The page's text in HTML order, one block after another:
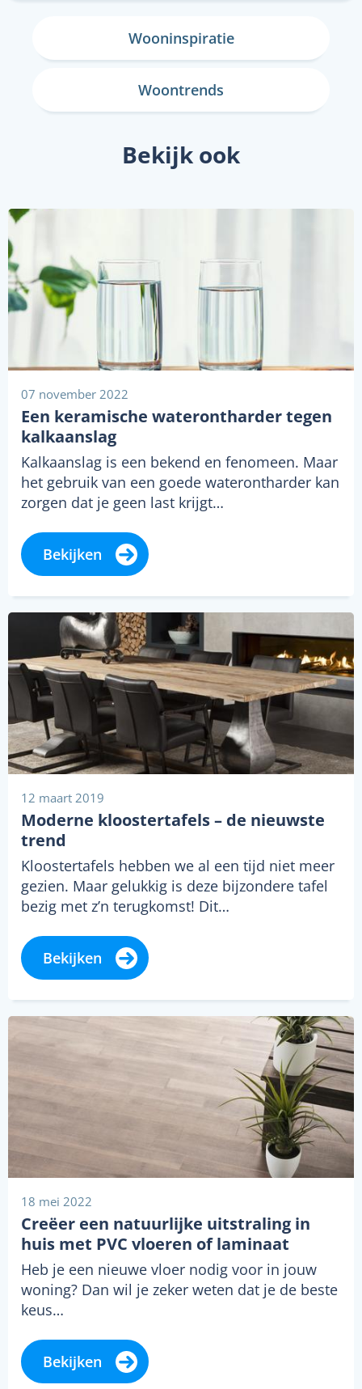
Wooninspiratie
Woontrends
Bekijk ook
07 november 2022
Een keramische waterontharder tegen
kalkaanslag
Kalkaanslag is een bekend en fenomeen. Maar
het gebruik van een goede waterontharder kan
zorgen dat je geen last krijgt…
Bekijken
12 maart 2019
Moderne kloostertafels – de nieuwste
trend
Kloostertafels hebben we al een tijd niet meer
gezien. Maar gelukkig is deze bijzondere tafel
bezig met z’n terugkomst! Dit…
Bekijken
18 mei 2022
Creëer een natuurlijke uitstraling in
huis met PVC vloeren of laminaat
Heb je een nieuwe vloer nodig voor in jouw
woning? Dan wil je zeker weten dat je de beste
keus…
Bekijken